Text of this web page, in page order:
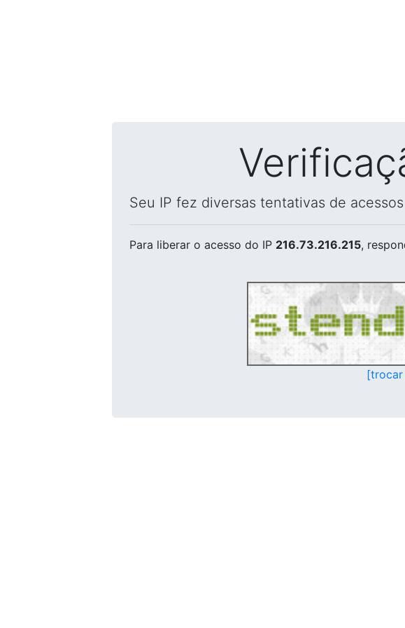
Seu IP fez diversas tentativas de
Para liberar o acesso do IP 216.73.216.215,
[trocar